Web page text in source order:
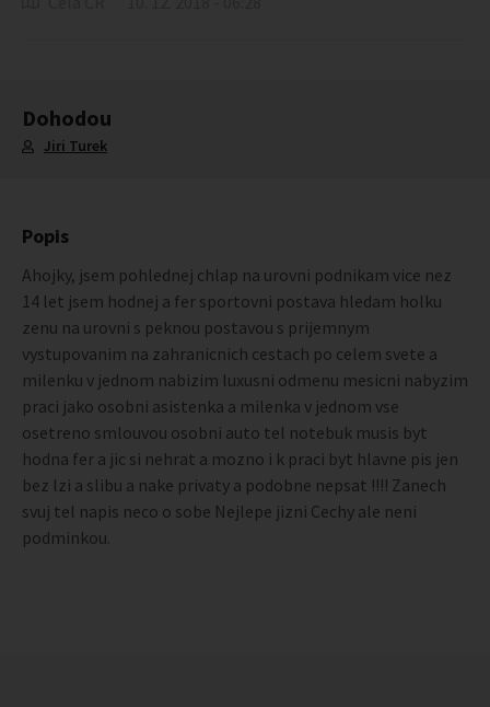
Dohodou
Jiri Turek
Popis
Ahojky, jsem pohlednej chlap na urovni podnikam vice nez
14 let jsem hodnej a fer sportovni postava hledam holku
zenu na urovni s peknou postavou s prijemnym
vystupovanim na zahranicnich cestach po celem svete a
milenku v jednom nabizim luxusni odmenu mesicni nabyzim
praci jako osobni asistenka a milenka v jednom vse
osetreno smlouvou osobni auto tel notebuk musis byt
hodna fer a jic si nehrat a mozno i k praci byt hlavne pis jen
bez lzi a slibu a nake privaty a podobne nepsat !!!! Zanech
svuj tel napis neco o sobe Nejlepe jizni Cechy ale neni
podminkou.